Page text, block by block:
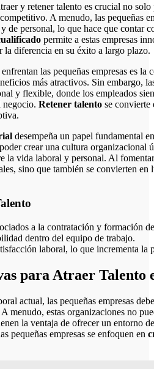
A menudo, las pequeñas
de personal, lo que hace que contar
permite a estas empresas
la diferencia en su éxito a largo plazo.
las pequeñas empresas es
más atractivos. Sin embargo,
y flexible, donde los empleados
negocio. Retener talento se convierte
desempeña un papel fundamental
crear una cultura
la vida laboral y personal. Al
sino que también se convierten
a la contratación y formación
dentro del equipo de trabajo.
laboral, lo que incrementa la
para Atraer Talento
actual, las pequeñas empresas
menudo, estas organizaciones no
la ventaja de ofrecer un entorno
pequeñas empresas se enfoquen en